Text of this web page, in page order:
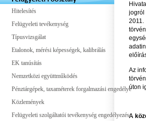
Hitelesítés
Felügyeleti tevékenység
Típusvizsgálat
Etalonok, mérési képességek, kalibrálás
EK tanúsítás
Nemzetközi együttműködés
Pénztárgépek, taxaméterek forgalmazási engedélye
Közlemények
Felügyeleti szolgáltatói tevékenység engedélyezése
jogról
Az
úton
A